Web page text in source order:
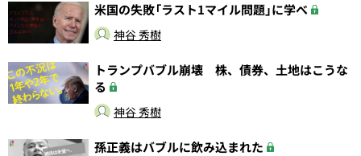
米国の失敗「ラスト1マイル問題」に学べ
神谷 秀樹
トランプバブル崩壊 株、債券、土地はこうな
る
神谷 秀樹
孫正義はバブルに飲み込まれた